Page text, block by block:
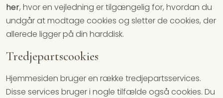
her, hvor en vejledning er tilgængelig for, hvordan du
undgår at modtage cookies og sletter de cookies, der
allerede ligger på din harddisk.
Tredjepartscookies
Hjemmesiden bruger en række tredjepartsservices.
Disse services bruger i nogle tilfælde også cookies. Du